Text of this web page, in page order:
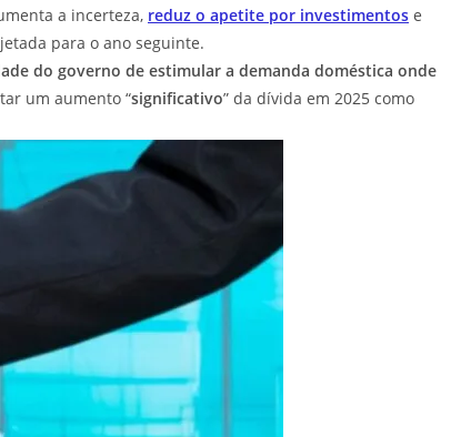
a incerteza, reduz o apetite por investimentos e
para o ano seguinte.
do governo de estimular a demanda doméstica onde
um aumento “significativo” da dívida em 2025 como